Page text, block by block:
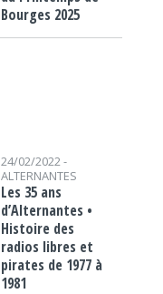
Bourges 2025
24/02/2022 -
ALTERNANTES
Les 35 ans
d’Alternantes •
Histoire des
radios libres et
pirates de 1977 à
1981